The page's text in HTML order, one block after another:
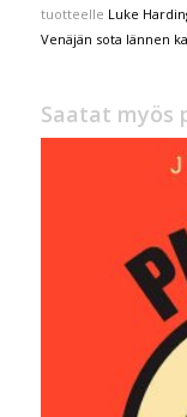
tuotteelle Luke
Venäjän sota lännen
Saatat myös